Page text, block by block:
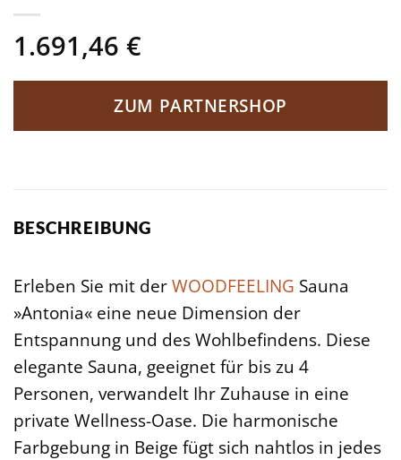
1.691,46 €
ZUM PARTNERSHOP
BESCHREIBUNG
Erleben Sie mit derWOODFEELING Sauna
»Antonia« eine neue Dimension der
Entspannung und des Wohlbefindens. Diese
elegante Sauna, geeignet für bis zu 4
Personen, verwandelt Ihr Zuhause in eine
private Wellness-Oase. Die harmonische
Farbgebung in Beige fügt sich nahtlos in jedes